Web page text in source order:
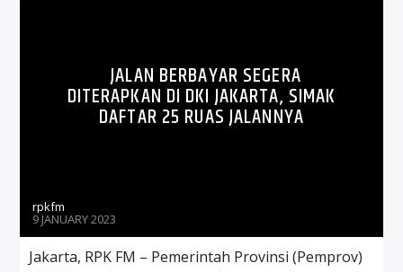
JALAN BERBAYAR SEGERA
DITERAPKAN DI DKI JAKARTA, SIMAK
DAFTAR 25 RUAS JALANNYA
rpkfm
9 JANUARY 2023
Jakarta, RPK FM – Pemerintah Provinsi (Pemprov)